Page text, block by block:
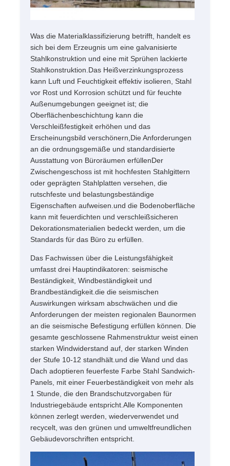
Was die Materialklassifizierung betrifft, handelt es
sich bei dem Erzeugnis um eine galvanisierte
Stahlkonstruktion und eine mit Sprühen lackierte
Stahlkonstruktion.Das Heißverzinkungsprozess
kann Luft und Feuchtigkeit effektiv isolieren, Stahl
vor Rost und Korrosion schützt und für feuchte
Außenumgebungen geeignet ist; die
Oberflächenbeschichtung kann die
Verschleißfestigkeit erhöhen und das
Erscheinungsbild verschönern,Die Anforderungen
an die ordnungsgemäße und standardisierte
Ausstattung von Büroräumen erfüllenDer
Zwischengeschoss ist mit hochfesten Stahlgittern
oder geprägten Stahlplatten versehen, die
rutschfeste und belastungsbeständige
Eigenschaften aufweisen.und die Bodenoberfläche
kann mit feuerdichten und verschleißsicheren
Dekorationsmaterialien bedeckt werden, um die
Standards für das Büro zu erfüllen.
Das Fachwissen über die Leistungsfähigkeit
umfasst drei Hauptindikatoren: seismische
Beständigkeit, Windbeständigkeit und
Brandbeständigkeit.die die seismischen
Auswirkungen wirksam abschwächen und die
Anforderungen der meisten regionalen Baunormen
an die seismische Befestigung erfüllen können. Die
gesamte geschlossene Rahmenstruktur weist einen
starken Windwiderstand auf, der starken Winden
der Stufe 10-12 standhält.und die Wand und das
Dach adoptieren feuerfeste Farbe Stahl Sandwich-
Panels, mit einer Feuerbeständigkeit von mehr als
1 Stunde, die den Brandschutzvorgaben für
Industriegebäude entspricht.Alle Komponenten
können zerlegt werden, wiederverwendet und
recycelt, was den grünen und umweltfreundlichen
Gebäudevorschriften entspricht.